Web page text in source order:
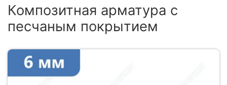
Композитная арматура с
песчаным покрытием